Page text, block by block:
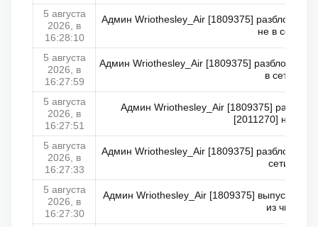
5 августа
2026, в
16:28:10
Админ Wriothesley_Air [1809375]
не в сети
5 августа
2026, в
16:27:59
Админ Wriothesley_Air [1809375]
в сети
5 августа
2026, в
16:27:51
Админ Wriothesley_Air [1809375]
[2011270] не в
5 августа
2026, в
16:27:33
Админ Wriothesley_Air [1809375]
сети
5 августа
2026, в
16:27:30
Админ Wriothesley_Air [1809375] выпустил
из чм